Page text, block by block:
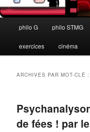
principal
philo G philo STMG
exercices cinéma
ARCHIVES PAR MOT-CLÉ
de fées ! par